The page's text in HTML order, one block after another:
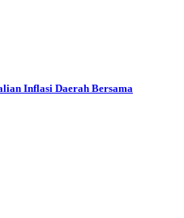
Inflasi Daerah Bersama